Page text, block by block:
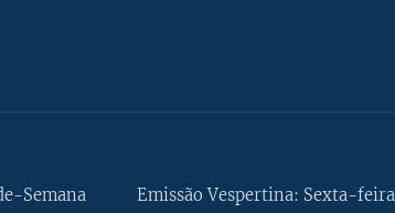
Semana Emissão Vespertina: Sexta-feira